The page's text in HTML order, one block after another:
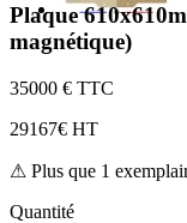
Plaque
magnétique)
35000 € TTC
29167€ HT
⚠ Plus que 1
Quantité